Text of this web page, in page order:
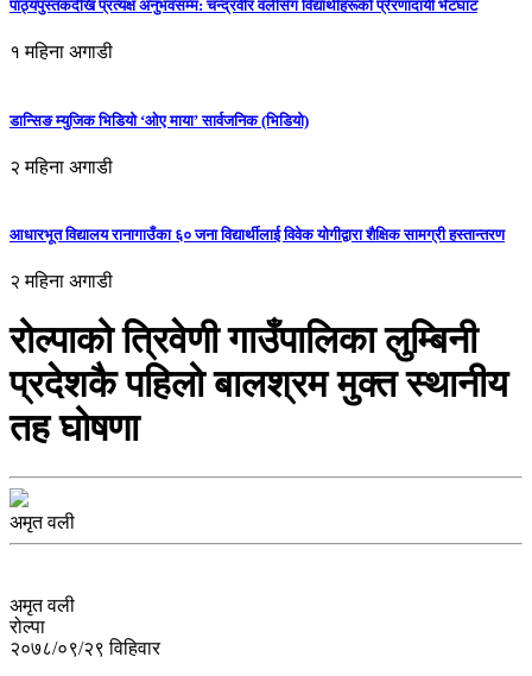
पाठ्यपुस्तकदेखि प्रत्यक्ष अनुभवसम्म: चन्द्रवीर वलीसँग विद्यार्थीहरूको प्रेरणादायी भेटघाट
१ महिना अगाडी
डान्सिङ म्युजिक भिडियो ‘ओए माया’ सार्वजनिक (भिडियो)
२ महिना अगाडी
आधारभूत विद्यालय रानागाउँका ६० जना विद्यार्थीलाई विवेक योगीद्वारा शैक्षिक सामग्री हस्तान्तरण
२ महिना अगाडी
रोल्पाको त्रिवेणी गाउँपालिका लुम्बिनी
प्रदेशकै पहिलो बालश्रम मुक्त स्थानीय
तह घोषणा
अमृत वली
अमृत वली
रोल्पा
२०७८/०९/२९ विहिवार